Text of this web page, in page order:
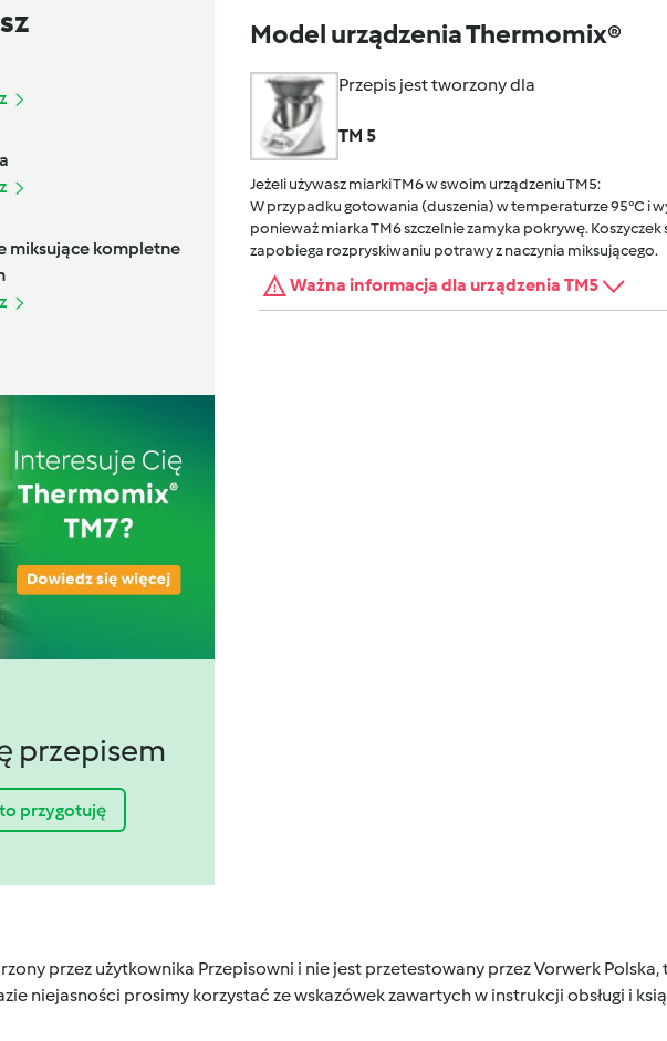
miksujące kompletne
przepisem
przygotuję
Model urządzenia Thermomix®
Przepis jest tworzony dla
TM 5
Jeżeli używasz miarki TM6 w swoim urządzeniu TM5:
W przypadku gotowania (duszenia) w temperaturze 95°C i
ponieważ miarka TM6 szczelnie zamyka pokrywę.
zapobiega rozpryskiwaniu potrawy z naczynia miksującego.
Ważna informacja dla urządzenia TM5
przez użytkownika Przepisowni i nie jest przetestowany przez Vorwerk
niejasności prosimy korzystać ze wskazówek zawartych w instrukcji obsługi i